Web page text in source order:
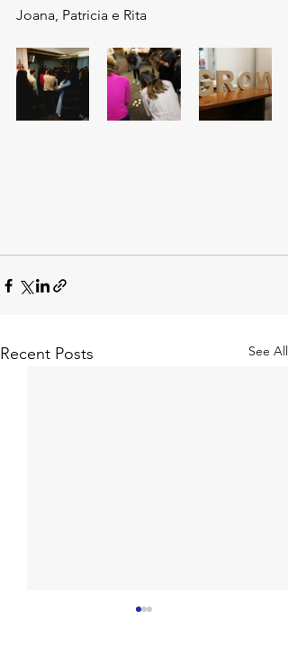
Joana, Patricia e Rita
Recent Posts See All